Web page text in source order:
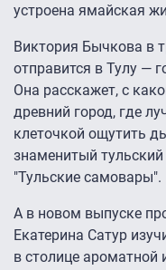
устроена ямайская
Виктория Бычкова в
отправится в Тулу —
Она расскажет, с
древний город, где
клеточкой ощутить
знаменитый
"Тульские самовары".
А в новом выпуске
Екатерина Сатур
в столице ароматной